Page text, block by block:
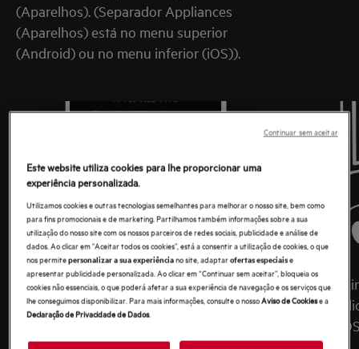
(Aparelhos). (Separador Appliances
(Aparelhos) está no menu superior
(Android) ou no menu inferior (iOS)).
5. Ative o WiFi no aparelho. Para ativar o
WiFi no aparelho: Consulte a secção “WiFi -
Configuração da conectividade” no
O guia de
etapas
Android
Este website utiliza cookies para lhe proporcionar uma
experiência personalizada.
Utilizamos cookies e outras tecnologias semelhantes para melhorar o nosso site, bem como
para fins promocionais e de marketing. Partilhamos também informações sobre a sua
utilização do nosso site com os nossos parceiros de redes sociais, publicidade e análise de
dados. Ao clicar em "Aceitar todos os cookies”, está a consentir a utilização de cookies, o que
nos permitepersonalizar a sua experiênciano site, adaptarofertas especiaise
apresentar publicidade personalizada. Ao clicar em “Continuar sem aceitar”, bloqueia os
cookies não essenciais, o que poderá afetar a sua experiência de navegação e os serviços que
lhe conseguimos disponibilizar. Para mais informações, consulte o nossoAviso de Cookiese a
Declaração de Privacidade de Dados.
Continuar sem aceitar